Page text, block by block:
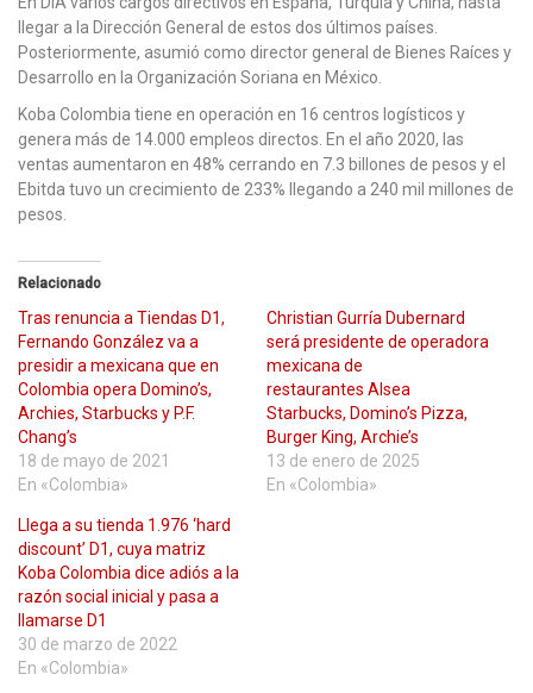
llegar a la Dirección General de estos dos últimos países.
Posteriormente, asumió como director general de Bienes Raíces y
Desarrollo en la Organización Soriana en México.
Koba Colombia tiene en operación en 16 centros logísticos y
genera más de 14.000 empleos directos. En el año 2020, las
ventas aumentaron en 48% cerrando en 7.3 billones de pesos y el
Ebitda tuvo un crecimiento de 233% llegando a 240 mil millones de
pesos.
Relacionado
Tras renuncia a Tiendas D1,
Fernando González va a
presidir a mexicana que en
Colombia opera Domino’s,
Archies, Starbucks y P.F.
Chang’s
18 de mayo de 2021
En «Colombia»
Christian Gurría Dubernard
será presidente de operadora
mexicana de
restaurantes Alsea
Starbucks, Domino’s Pizza,
Burger King, Archie’s
13 de enero de 2025
En «Colombia»
Llega a su tienda 1.976 ‘hard
discount’ D1, cuya matriz
Koba Colombia dice adiós a la
razón social inicial y pasa a
llamarse D1
30 de marzo de 2022
En «Colombia»